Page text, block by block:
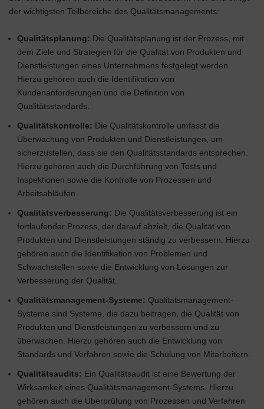
der wichtigsten Teilbereiche des Qualitätsmanagements:
Qualitätsplanung: Die Qualitätsplanung ist der Prozess, mit
dem Ziele und Strategien für die Qualität von Produkten und
Dienstleistungen eines Unternehmens festgelegt werden.
Hierzu gehören auch die Identifikation von
Kundenanforderungen und die Definition von
Qualitätsstandards.
Qualitätskontrolle: Die Qualitätskontrolle umfasst die
Überwachung von Produkten und Dienstleistungen, um
sicherzustellen, dass sie den Qualitätsstandards entsprechen.
Hierzu gehören auch die Durchführung von Tests und
Inspektionen sowie die Kontrolle von Prozessen und
Arbeitsabläufen.
Qualitätsverbesserung: Die Qualitätsverbesserung ist ein
fortlaufender Prozess, der darauf abzielt, die Qualität von
Produkten und Dienstleistungen ständig zu verbessern. Hierzu
gehören auch die Identifikation von Problemen und
Schwachstellen sowie die Entwicklung von Lösungen zur
Verbesserung der Qualität.
Qualitätsmanagement-Systeme: Qualitätsmanagement-
Systeme sind Systeme, die dazu beitragen, die Qualität von
Produkten und Dienstleistungen zu verbessern und zu
überwachen. Hierzu gehören auch die Entwicklung von
Standards und Verfahren sowie die Schulung von Mitarbeitern.
Qualitätsaudits: Ein Qualitätsaudit ist eine Bewertung der
Wirksamkeit eines Qualitätsmanagement-Systems. Hierzu
gehören auch die Überprüfung von Prozessen und Verfahren